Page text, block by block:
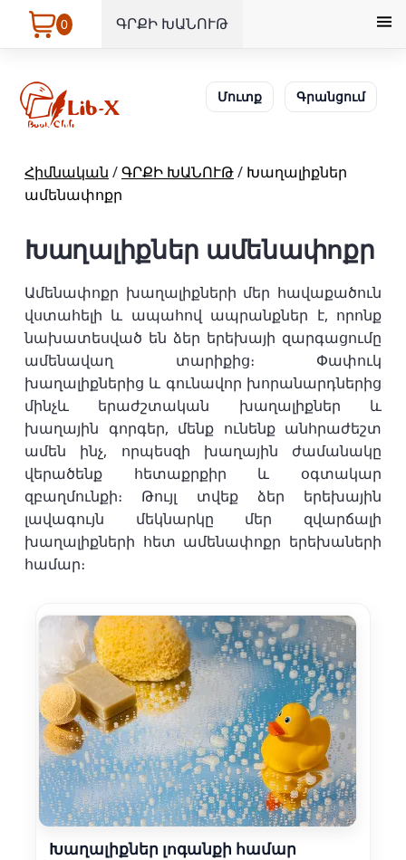
0 ԳՐՔԻ ԽԱՆՈՒԹ
Մուտք Գրանցում
Հիմնական /ԳՐՔԻ ԽԱՆՈՒԹ/ Խաղալիքներ
ամենափոքր
Խաղալիքներ ամենափոքր
Ամենափոքր խաղալիքների մեր հավաքածուն
վստահելի և ապահով ապրանքներ է, որոնք
նախատեսված են ձեր երեխայի զարգացումը
ամենավաղ տարիքից։ Փափուկ
խաղալիքներից և գունավոր խորանարդներից
մինչև երաժշտական խաղալիքներ և
խաղային գորգեր, մենք ունենք անհրաժեշտ
ամեն ինչ, որպեսզի խաղային ժամանակը
վերածենք հետաքրքիր և օգտակար
զբաղմունքի։ Թույլ տվեք ձեր երեխային
լավագույն մեկնարկը մեր զվարճալի
խաղալիքների հետ ամենափոքր երեխաների
համար։
Խաղալիքներ լոգանքի համար